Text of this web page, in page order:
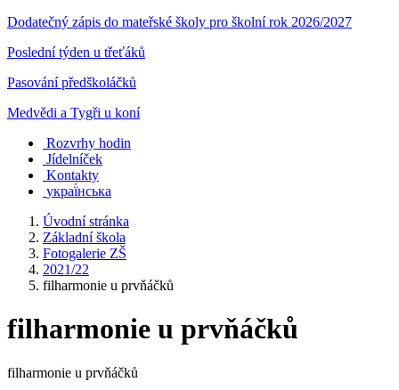
Dodatečný zápis do mateřské školy pro školní rok 2026/2027
Poslední týden u třeťáků
Pasování předškoláčků
Medvědi a Tygři u koní
Rozvrhy hodin
Jídelníček
Kontakty
украї́нська
Úvodní stránka
Základní škola
Fotogalerie ZŠ
2021/22
filharmonie u prvňáčků
filharmonie u prvňáčků
filharmonie u prvňáčků